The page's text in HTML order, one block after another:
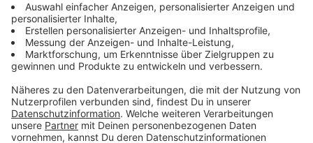
Report zum Thema Unternehmensnachfolge 2023
Unternehmensnachfolgebörse
Anzeige